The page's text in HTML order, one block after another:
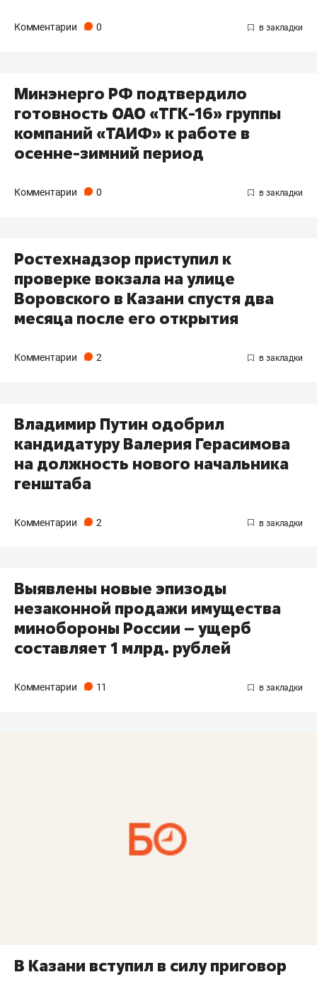
Комментарии 0
Минэнерго РФ подтвердило
готовность ОАО «ТГК-16» группы
компаний «ТАИФ» к работе в
осенне-зимний период
Комментарии 0
Ростехнадзор приступил к
проверке вокзала на улице
Воровского в Казани спустя два
месяца после его открытия
Комментарии 2
Владимир Путин одобрил
кандидатуру Валерия Герасимова
на должность нового начальника
генштаба
Комментарии 2
Выявлены новые эпизоды
незаконной продажи имущества
минобороны России – ущерб
составляет 1 млрд. рублей
Комментарии 11
В Казани вступил в силу приговор